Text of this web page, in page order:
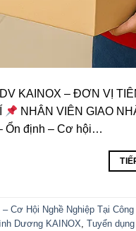
KAINOX – ĐƠN VỊ
NHÂN VIÊN GIAO
Ổn định – Cơ hội…
Cơ Hội Nghề Nghiệp Tại
Dương KAINOX Tuyển